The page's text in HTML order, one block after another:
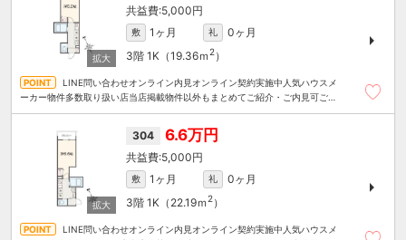
5,000円
敷 1ヶ月 礼
0ヶ月
3階 1K（19.36ｍ 2）
LINE問い合わせオンライン内見オンライン契約実施中人気ハウスメ
ーカー物件多数取り扱い店当店掲載物件以外もまとめてご紹介・ご内見可ご予
304 6.6万円
5,000円
敷 1ヶ月 礼
0ヶ月
3階 1K（22.19ｍ 2）
LINE問い合わせオンライン内見オンライン契約実施中人気ハウスメ